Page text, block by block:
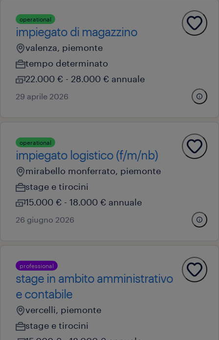
operational
impiegato di magazzino
valenza, piemonte
tempo determinato
22.000 € - 28.000 € annuale
29 aprile 2026
operational
impiegato logistico (f/m/nb)
mirabello monferrato, piemonte
stage e tirocini
15.000 € - 18.000 € annuale
26 giugno 2026
professional
stage in ambito amministrativo
e contabile
vercelli, piemonte
stage e tirocini